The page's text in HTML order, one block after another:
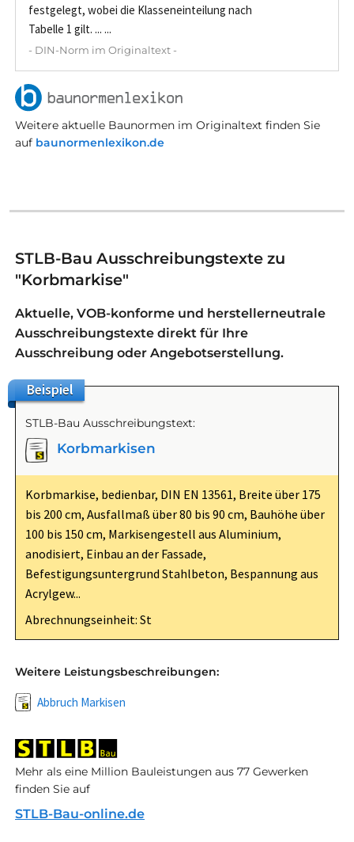
festgelegt, wobei die Klasseneinteilung nach
Tabelle 1 gilt. ... ...
- DIN-Norm im Originaltext -
Weitere aktuelle Baunormen im Originaltext finden Sie
auf baunormenlexikon.de
STLB-Bau Ausschreibungstexte zu
"Korbmarkise"
Aktuelle, VOB-konforme und herstellerneutrale
Ausschreibungstexte direkt für Ihre
Ausschreibung oder Angebotserstellung.
Beispiel
STLB-Bau Ausschreibungstext:
Korbmarkisen
Korbmarkise, bedienbar, DIN EN 13561, Breite über 175
bis 200 cm, Ausfallmaß über 80 bis 90 cm, Bauhöhe über
100 bis 150 cm, Markisengestell aus Aluminium,
anodisiert, Einbau an der Fassade,
Befestigungsuntergrund Stahlbeton, Bespannung aus
Acrylgew...
Abrechnungseinheit: St
Weitere Leistungsbeschreibungen:
Abbruch Markisen
Mehr als eine Million Bauleistungen aus 77 Gewerken
finden Sie auf
STLB-Bau-online.de